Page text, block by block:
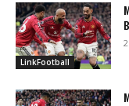
LinkFootball